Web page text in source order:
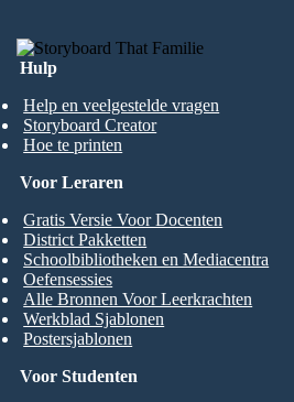
Hulp
Help en veelgestelde vragen
Storyboard Creator
Hoe te printen
Voor Studenten
Voor Leraren
Gratis Versie Voor Docenten
District Pakketten
Schoolbibliotheken en Mediacentra
Oefensessies
Alle Bronnen Voor Leerkrachten
Werkblad Sjablonen
Postersjablonen